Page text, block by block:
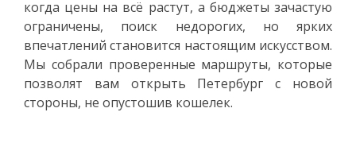
когда цены на всё растут, а бюджеты зачастую
ограничены, поиск недорогих, но ярких
впечатлений становится настоящим искусством.
Мы собрали проверенные маршруты, которые
позволят вам открыть Петербург с новой
стороны, не опустошив кошелек.